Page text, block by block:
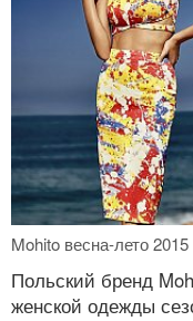
Mohito весна-лето 2015
Польский бренд
женской одежды